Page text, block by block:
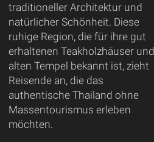
traditioneller Architektur und
natürlicher Schönheit. Diese
ruhige Region, die für ihre gut
erhaltenen Teakholzhäuser und
alten Tempel bekannt ist, zieht
Reisende an, die das
authentische Thailand ohne
Massentourismus erleben
möchten.